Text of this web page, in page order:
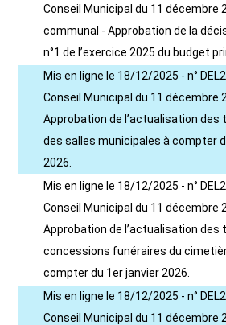
Conseil Municipal du 11 décembre
communal - Approbation de la
n°1 de l’exercice 2025 du budget
Mis en ligne le 18/12/2025 - n°
Conseil Municipal du 11 décembre
Approbation de l’actualisation des
des salles municipales à compter
2026.
Mis en ligne le 18/12/2025 - n°
Conseil Municipal du 11 décembre
Approbation de l’actualisation des
concessions funéraires du
compter du 1er janvier 2026.
Mis en ligne le 18/12/2025 - n°
Conseil Municipal du 11 décembre